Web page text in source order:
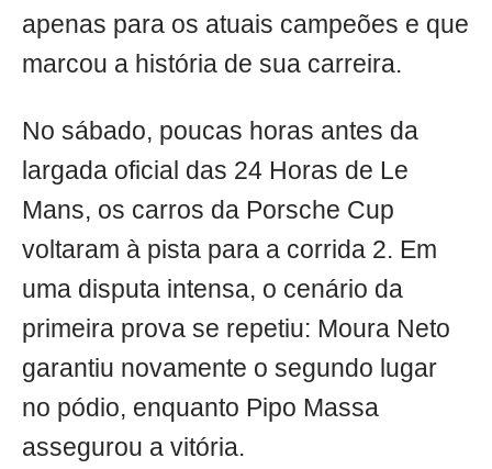
apenas para os atuais campeões e que
marcou a história de sua carreira.
No sábado, poucas horas antes da
largada oficial das 24 Horas de Le
Mans, os carros da Porsche Cup
voltaram à pista para a corrida 2. Em
uma disputa intensa, o cenário da
primeira prova se repetiu: Moura Neto
garantiu novamente o segundo lugar
no pódio, enquanto Pipo Massa
assegurou a vitória.